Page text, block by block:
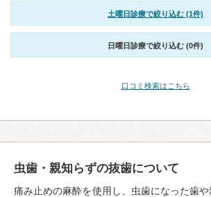
土曜日診療で絞り込む (1件)
日曜日診療で絞り込む (0件)
口コミ検索はこちら
虫歯・親知らずの抜歯について
痛み止めの麻酔を使用し、虫歯になった歯や